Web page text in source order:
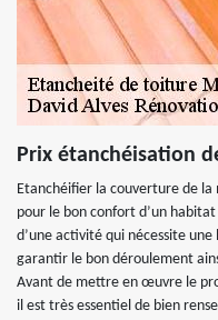
Prix étanchéisation
Etanchéifier la couverture de
pour le bon confort d’un
d’une activité qui nécessite
garantir le bon déroulement
Avant de mettre en œuvre le
il est très essentiel de bien